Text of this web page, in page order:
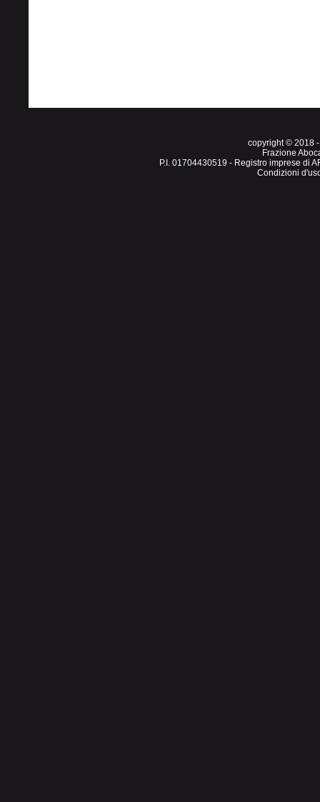
copyright © 2018 -
Frazione
P.I. 01704430519 - Registro imprese di
Condizioni